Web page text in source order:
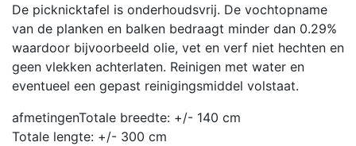
De picknicktafel is onderhoudsvrij. De vochtopname
van de planken en balken bedraagt minder dan 0.29%
waardoor bijvoorbeeld olie, vet en verf niet hechten en
geen vlekken achterlaten. Reinigen met water en
eventueel een gepast reinigingsmiddel volstaat.
afmetingenTotale breedte: +/- 140 cm
Totale lengte: +/- 300 cm